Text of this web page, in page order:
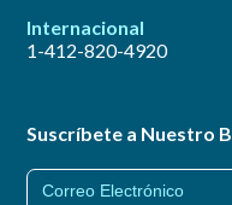
Internacional
1-412-820-4920
Suscríbete a Nuestro